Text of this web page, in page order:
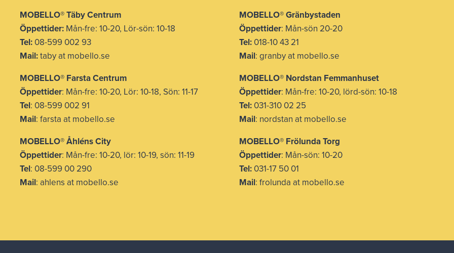
MOBELLO®Täby Centrum
Öppettider:Mån-fre: 10-20, Lör-sön: 10-18
Tel:08-599 002 93
Mail:taby at mobello.se
MOBELLO® Farsta Centrum
Öppettider: Mån-fre: 10-20, Lör: 10-18, Sön: 11-17
Tel: 08-599 002 91
Mail: farsta at mobello.se
MOBELLO® Åhléns City
Öppettider: Mån-fre: 10-20, lör: 10-19, sön: 11-19
Tel: 08-599 00 290
Mail: ahlens at mobello.se
MOBELLO®Gränbystaden
Öppettider: Mån-sön 20-20
Tel: 018-10 43 21
Mail: granby at mobello.se
MOBELLO® Nordstan Femmanhuset
Öppettider: Mån-fre: 10-20, lörd-sön: 10-18
Tel: 031-310 02 25
Mail: nordstan at mobello.se
MOBELLO® Frölunda Torg
Öppettider: Mån-sön: 10-20
Tel: 031-17 50 01
Mail: frolunda at mobello.se